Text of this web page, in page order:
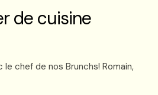
de cuisine
chef de nos Brunchs! Romain,